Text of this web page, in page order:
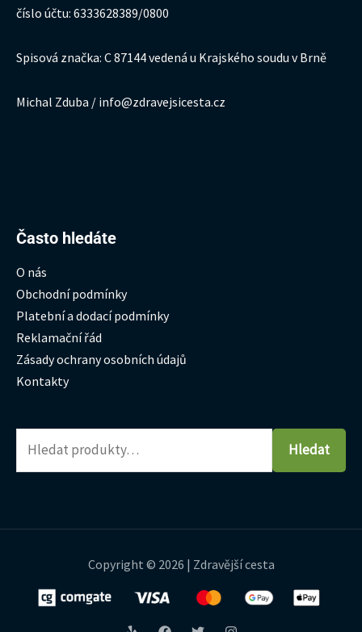
číslo účtu: 6333628389/0800
Spisová značka: C 87144 vedená u Krajského soudu v Brně
Michal Zduba / info@zdravejsicesta.cz
Často hledáte
O nás
Obchodní podmínky
Platební a dodací podmínky
Reklamační řád
Zásady ochrany osobních údajů
Kontakty
Hledat:
Hledat
Copyright © 2026 | Zdravější cesta